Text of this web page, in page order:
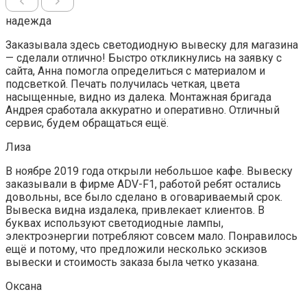
надежда
Заказывала здесь светодиодную вывеску для магазина
— сделали отлично! Быстро откликнулись на заявку с
сайта, Анна помогла определиться с материалом и
подсветкой. Печать получилась четкая, цвета
насыщенные, видно из далека. Монтажная бригада
Андрея сработала аккуратно и оперативно. Отличный
сервис, будем обращаться ещё.
Лиза
В ноябре 2019 года открыли небольшое кафе. Вывеску
заказывали в фирме ADV-F1, работой ребят остались
довольны, все было сделано в оговариваемый срок.
Вывеска видна издалека, привлекает клиентов. В
буквах используют светодиодные лампы,
электроэнергии потребляют совсем мало. Понравилось
ещё и потому, что предложили несколько эскизов
вывески и стоимость заказа была четко указана.
Оксана